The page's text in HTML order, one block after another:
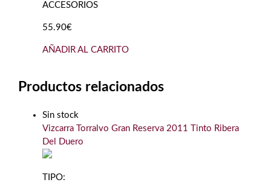
ACCESORIOS
55.90€
AÑADIR AL CARRITO
Productos relacionados
Sin stock
Vizcarra Torralvo Gran Reserva 2011 Tinto Ribera
Del Duero
TIPO: